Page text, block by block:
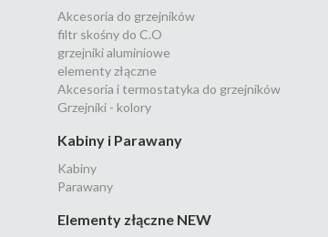
Akcesoria do grzejników
filtr skośny do C.O
grzejniki aluminiowe
elementy złączne
Akcesoria i termostatyka do grzejników
Grzejniki - kolory
Kabiny i Parawany
Kabiny
Parawany
Elementy złączne NEW